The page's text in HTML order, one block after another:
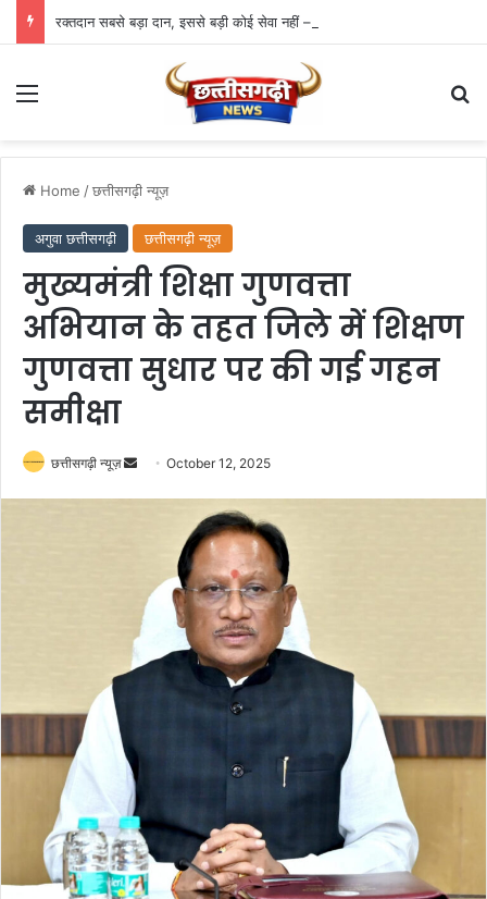
रक्तदान सबसे बड़ा दान, इससे बड़ी कोई सेवा नहीं – राज्यपाल डेका
Menu
Home /छत्तीसगढ़ी न्यूज़
अगुवा छत्तीसगढ़ी छत्तीसगढ़ी न्यूज़
मुख्यमंत्री शिक्षा गुणवत्ता
अभियान के तहत जिले में शिक्षण
गुणवत्ता सुधार पर की गई गहन
समीक्षा
छत्तीसगढ़ी न्यूज़
SendOctober 12, 2025